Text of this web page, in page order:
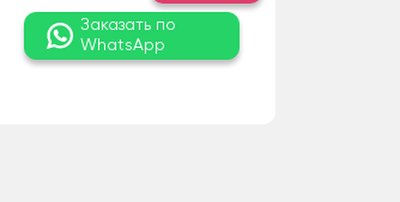
Заказать по
WhatsApp